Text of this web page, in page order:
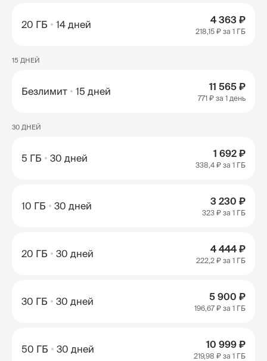
20 ГБ 14 дней 4 363 ₽
218,15 ₽ за 1 ГБ
15 ДНЕЙ
Безлимит 15 дней 11 565 ₽
771 ₽ за 1 день
30 ДНЕЙ
5 ГБ 30 дней 1 692 ₽
338,4 ₽ за 1 ГБ
10 ГБ 30 дней 3 230 ₽
323 ₽ за 1 ГБ
20 ГБ 30 дней 4 444 ₽
222,2 ₽ за 1 ГБ
30 ГБ 30 дней 5 900 ₽
196,67 ₽ за 1 ГБ
50 ГБ 30 дней 10 999 ₽
219,98 ₽ за 1 ГБ